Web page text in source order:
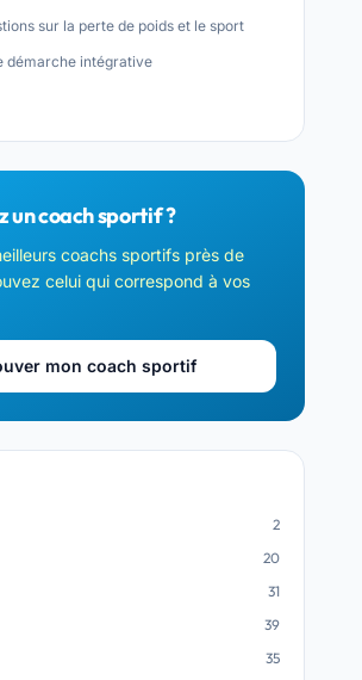
sur la perte de poids et le sport
démarche intégrative
un coach sportif ?
coachs sportifs près de
celui qui correspond à vos
mon coach sportif
2
20
31
39
35